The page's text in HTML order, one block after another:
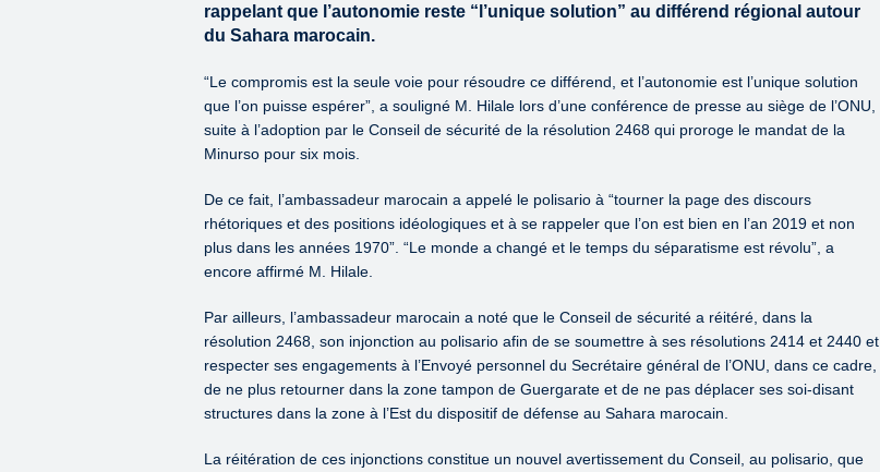
rappelant que l’autonomie reste “l’unique solution” au différend régional autour
du Sahara marocain.
“Le compromis est la seule voie pour résoudre ce différend, et l’autonomie est l’unique solution
que l’on puisse espérer”, a souligné M. Hilale lors d’une conférence de presse au siège de l’ONU,
suite à l’adoption par le Conseil de sécurité de la résolution 2468 qui proroge le mandat de la
Minurso pour six mois.
De ce fait, l’ambassadeur marocain a appelé le polisario à “tourner la page des discours
rhétoriques et des positions idéologiques et à se rappeler que l’on est bien en l’an 2019 et non
plus dans les années 1970”. “Le monde a changé et le temps du séparatisme est révolu”, a
encore affirmé M. Hilale.
Par ailleurs, l’ambassadeur marocain a noté que le Conseil de sécurité a réitéré, dans la
résolution 2468, son injonction au polisario afin de se soumettre à ses résolutions 2414 et 2440 et
respecter ses engagements à l’Envoyé personnel du Secrétaire général de l’ONU, dans ce cadre,
de ne plus retourner dans la zone tampon de Guergarate et de ne pas déplacer ses soi-disant
structures dans la zone à l’Est du dispositif de défense au Sahara marocain.
La réitération de ces injonctions constitue un nouvel avertissement du Conseil, au polisario, que